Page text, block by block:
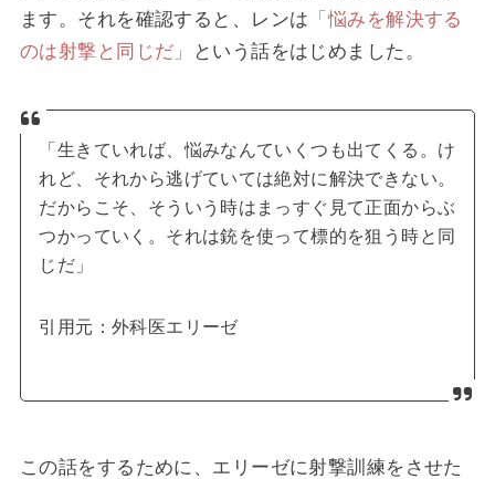
ます。それを確認すると、レンは 「悩みを解決する
のは射撃と同じだ」
という話をはじめました。
「生きていれば、悩みなんていくつも出てくる。け
れど、それから逃げていては絶対に解決できない。
だからこそ、そういう時はまっすぐ見て正面からぶ
つかっていく。それは銃を使って標的を狙う時と同
じだ」
引用元：外科医エリーゼ
この話をするために、エリーゼに射撃訓練をさせた